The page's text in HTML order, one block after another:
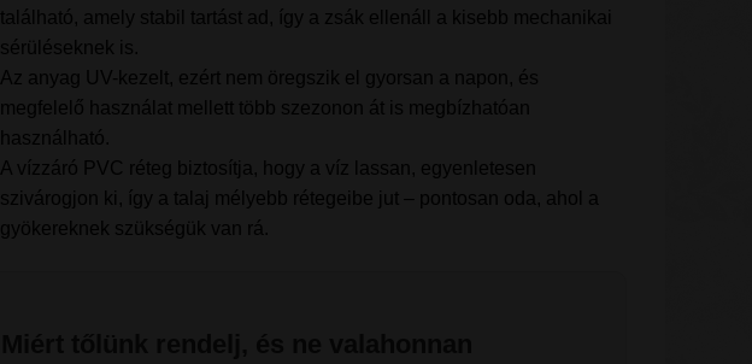
található, amely stabil tartást ad, így a zsák ellenáll a kisebb mechanikai
sérüléseknek is.
Az anyag UV-kezelt, ezért nem öregszik el gyorsan a napon, és
megfelelő használat mellett több szezonon át is megbízhatóan
használható.
A vízzáró PVC réteg biztosítja, hogy a víz lassan, egyenletesen
szivárogjon ki, így a talaj mélyebb rétegeibe jut – pontosan oda, ahol a
gyökereknek szükségük van rá.